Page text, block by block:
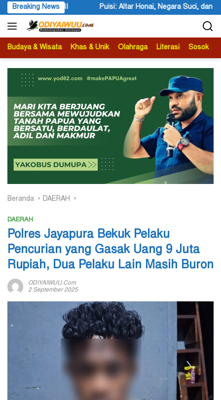
Langsung
ke
konten
Breaking News
Altar Honai, Negara Suci, dan Utusan Langit Karya Siswa dan
Budaya & Wisata Khas & Unik Olahraga Literasi Sosok
Beranda DAERAH
DAERAH
Polres Jayapura Bekuk Pelaku
Pencurian yang Gasak Uang 9 Juta
Rupiah, Dua Pelaku Lain Masih Buron
ODIYAIWUU.com
2 September 2025